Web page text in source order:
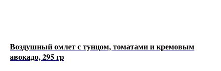
Воздушный омлет с тунцом, томатами и кремовым
авокадо, 295 гр